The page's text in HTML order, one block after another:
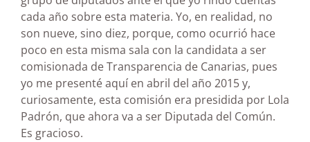
cada año sobre esta materia. Yo, en realidad, no
son nueve, sino diez, porque, como ocurrió hace
poco en esta misma sala con la candidata a ser
comisionada de Transparencia de Canarias, pues
yo me presenté aquí en abril del año 2015 y,
curiosamente, esta comisión era presidida por Lola
Padrón, que ahora va a ser Diputada del Común.
Es gracioso.